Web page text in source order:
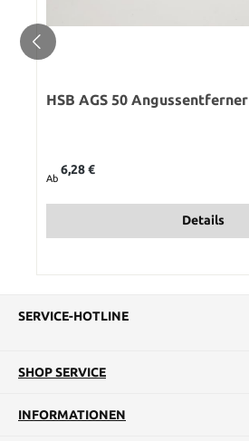
HSB AGS 50 Angussentferner
Ab
6,28 €
Details
SERVICE-HOTLINE
SHOP SERVICE
INFORMATIONEN